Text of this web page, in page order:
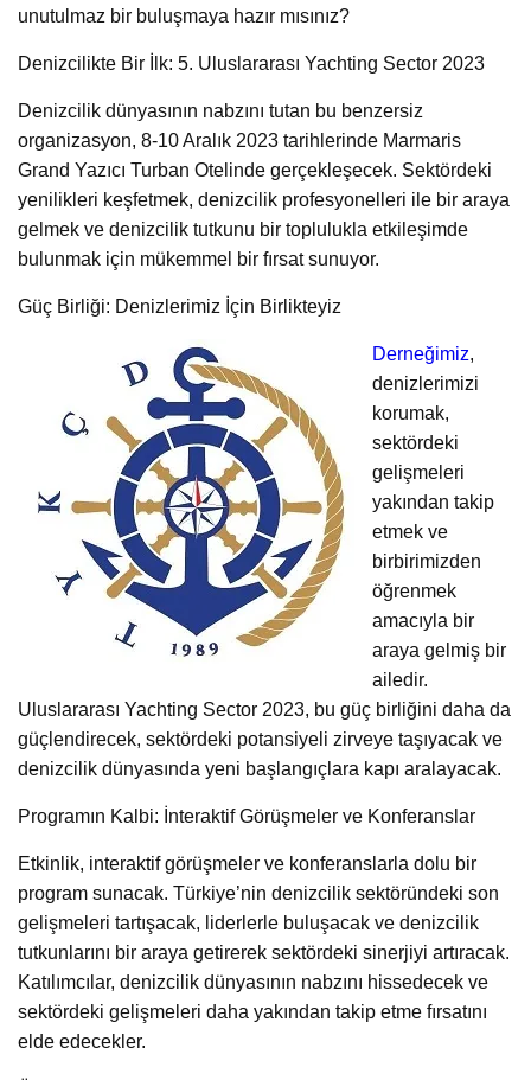
unutulmaz bir buluşmaya hazır mısınız?
Denizcilikte Bir İlk: 5. Uluslararası Yachting Sector 2023
Denizcilik dünyasının nabzını tutan bu benzersiz
organizasyon, 8-10 Aralık 2023 tarihlerinde Marmaris
Grand Yazıcı Turban Otelinde gerçekleşecek. Sektördeki
yenilikleri keşfetmek, denizcilik profesyonelleri ile bir araya
gelmek ve denizcilik tutkunu bir toplulukla etkileşimde
bulunmak için mükemmel bir fırsat sunuyor.
Güç Birliği: Denizlerimiz İçin Birlikteyiz
Derneğimiz,
denizlerimizi
korumak,
sektördeki
gelişmeleri
yakından takip
etmek ve
birbirimizden
öğrenmek
amacıyla bir
araya gelmiş bir
ailedir.
Uluslararası Yachting Sector 2023, bu güç birliğini daha da
güçlendirecek, sektördeki potansiyeli zirveye taşıyacak ve
denizcilik dünyasında yeni başlangıçlara kapı aralayacak.
Programın Kalbi: İnteraktif Görüşmeler ve Konferanslar
Etkinlik, interaktif görüşmeler ve konferanslarla dolu bir
program sunacak. Türkiye’nin denizcilik sektöründeki son
gelişmeleri tartışacak, liderlerle buluşacak ve denizcilik
tutkunlarını bir araya getirerek sektördeki sinerjiyi artıracak.
Katılımcılar, denizcilik dünyasının nabzını hissedecek ve
sektördeki gelişmeleri daha yakından takip etme fırsatını
elde edecekler.